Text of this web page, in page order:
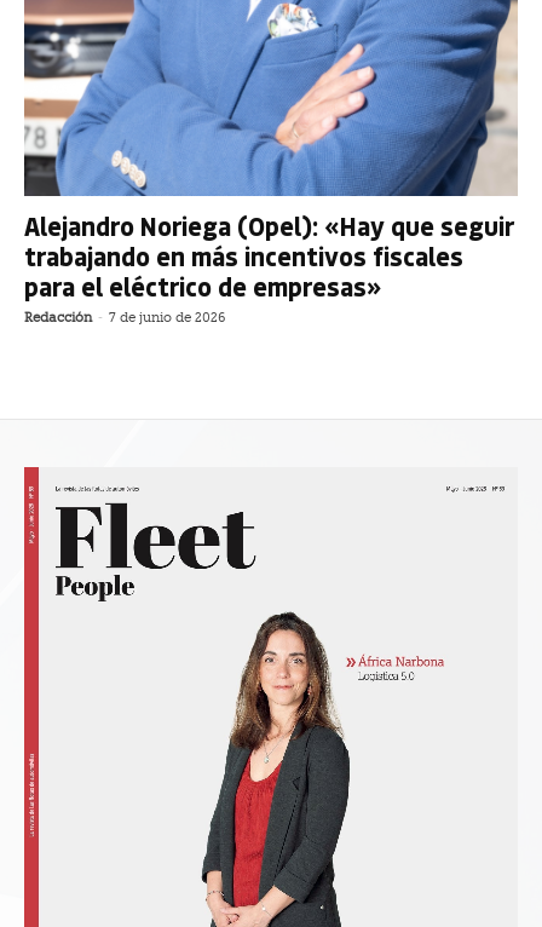
Alejandro Noriega (Opel): «Hay que seguir
trabajando en más incentivos fiscales
para el eléctrico de empresas»
Redacción - 7 de junio de 2026